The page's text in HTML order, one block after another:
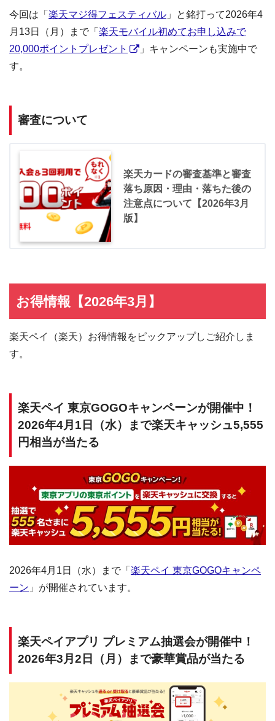
今回は「 楽天マジ得フェスティバル 」と銘打って2026年4
月13日（月）まで「 楽天モバイル初めてお申し込みで
20,000ポイントプレゼント
」キャンペーンも実施中で
す。
審査について
楽天カードの審査基準と審査
落ち原因・理由・落ちた後の
注意点について【2026年3月
版】
お得情報【2026年3月】
楽天ペイ（楽天）お得情報をピックアップしご紹介しま
す。
楽天ペイ 東京GOGOキャンペーンが開催中！
2026年4月1日（水）まで楽天キャッシュ5,555
円相当が当たる
2026年4月1日（水）まで「 楽天ペイ 東京GOGOキャンペ
ーン 」が開催されています。
楽天ペイアプリ プレミアム抽選会が開催中！
2026年3月2日（月）まで豪華賞品が当たる